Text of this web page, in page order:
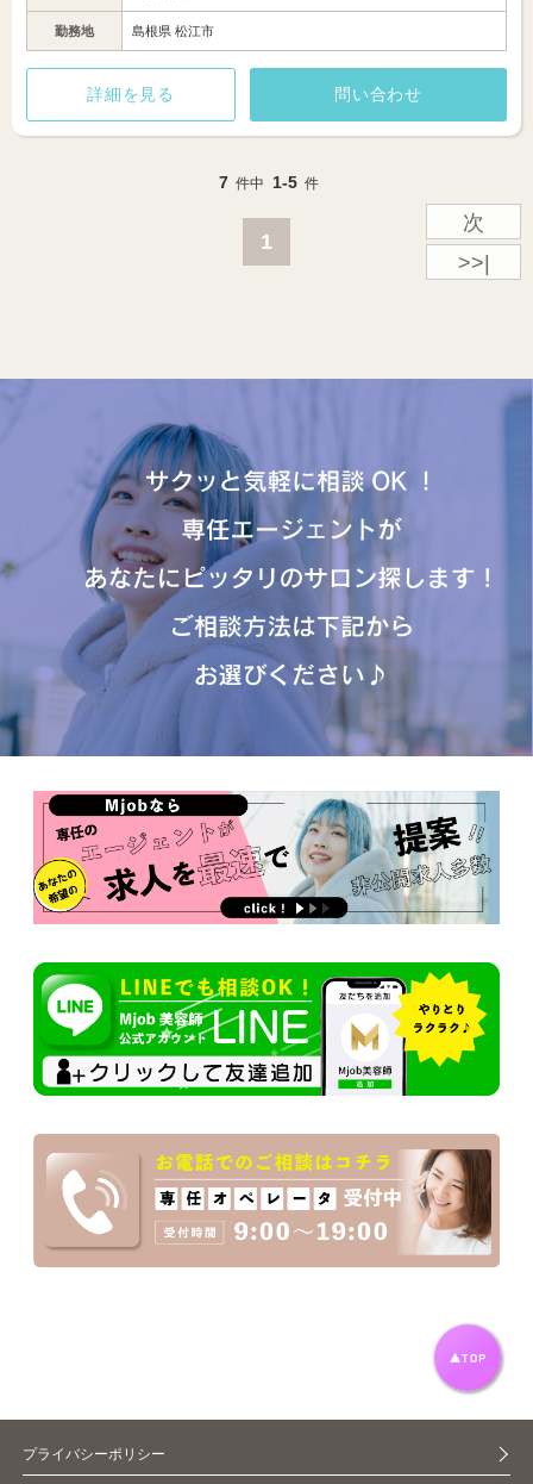
勤務地 島根県 松江市
詳細を見る 問い合わせ
7 件中 1-5 件
1
次
>>|
プライバシーポリシー